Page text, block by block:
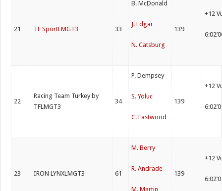
21 TF SportLMGT3 33
B. McDonald
J. Edgar
N. Catsburg
139
+12
22
Racing Team Turkey by
TFLMGT3
34
P. Dempsey
S. Yoluc
C. Eastwood
139
+12
23 IRON LYNXLMGT3 61
M. Berry
R. Andrade
M. Martin
139
+12